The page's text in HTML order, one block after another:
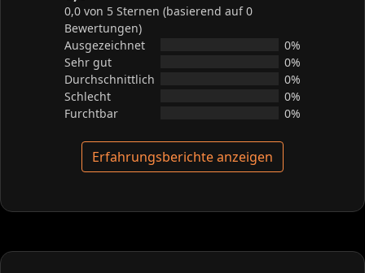
0,0 von 5 Sternen (basierend auf 0
Bewertungen)
Ausgezeichnet
0%
Sehr gut
0%
Durchschnittlich
0%
Schlecht
0%
Furchtbar
0%
Erfahrungsberichte anzeigen